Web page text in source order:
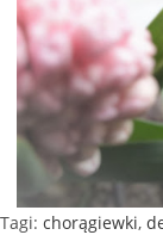
Tagi: chorągiewki,